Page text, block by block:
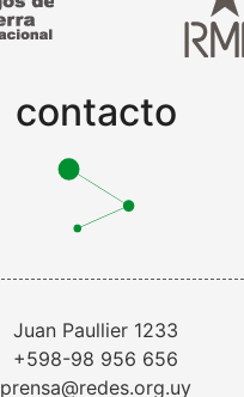
contacto
Juan Paullier 1233
+598-98 956 656
prensa@redes.org.uy